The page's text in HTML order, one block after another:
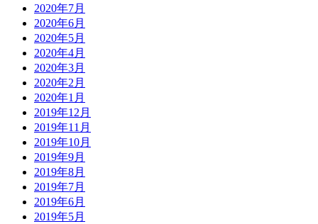
2020年7月
2020年6月
2020年5月
2020年4月
2020年3月
2020年2月
2020年1月
2019年12月
2019年11月
2019年10月
2019年9月
2019年8月
2019年7月
2019年6月
2019年5月